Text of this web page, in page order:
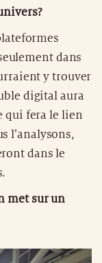
dans
y trouver
digital aura
qui fera le lien
l’analysons,
dans le
met sur un